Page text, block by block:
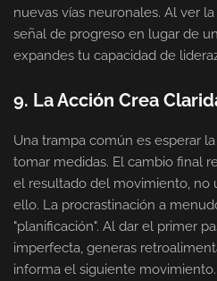
nuevas vías neuronales. Al ver
señal de progreso en lugar de
expandes tu capacidad de
9. La Acción Crea
Una trampa común es esperar
tomar medidas. El cambio final
el resultado del movimiento, no
ello. La procrastinación a
"planificación". Al dar el primer
imperfecta, generas
informa el siguiente